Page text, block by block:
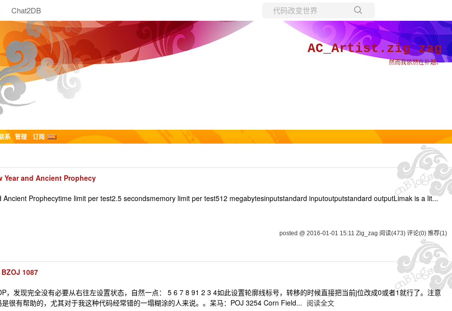
Chat2DB
所有博客
当前博客
AC_Artist.zig_zag
然而我依然在补题、
系 管理 订阅
Year and Ancient Prophecy
Ancient Prophecytime limit per test2.5 secondsmemory limit per test512 megabytesinputstandard inputoutputstandard outputLimak is a lit...
posted @ 2016-01-01 15:11 Zig_zag 阅读(473) 评论(0) 推荐(1)
1087
，发现完全没有必要从右往左设置状态，自然一点： 5 6 7 8 91 2 3 4如此设置轮廓线标号，转移的时候直接把当前j位改成0或者1就行了。注意
很有帮助的，尤其对于我这种代码经常错的一塌糊涂的人来说。。呆马：POJ 3254 Corn Field... 阅读全文